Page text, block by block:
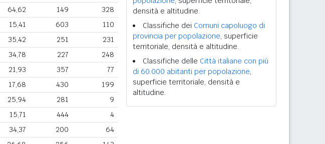
64,62 149 328
15,41 603 110
35,42 251 231
34,78 227 248
21,93 357 77
17,68 430 199
25,94 281 9
15,71 444 4
34,37 200 64
densità e altitudine.
Classifiche dei Comuni capoluogo di
provincia per popolazione, superficie
territoriale, densità e altitudine.
Classifiche delle Città italiane con più
di 60.000 abitanti per popolazione,
superficie territoriale, densità e
altitudine.